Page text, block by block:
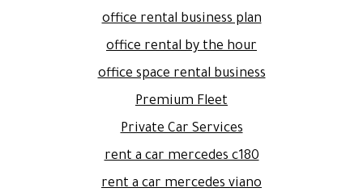
office rental business plan
office rental by the hour
office space rental business
Premium Fleet
Private Car Services
rent a car mercedes c180
rent a car mercedes viano